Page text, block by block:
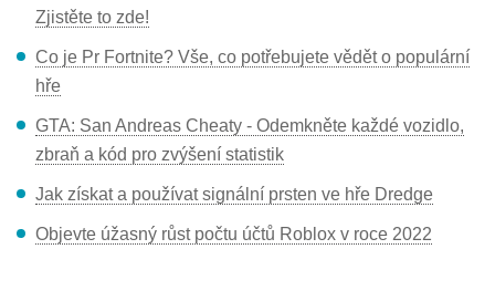
Zjistěte to zde!
Co je Pr Fortnite? Vše, co potřebujete vědět o populární
hře
GTA: San Andreas Cheaty - Odemkněte každé vozidlo,
zbraň a kód pro zvýšení statistik
Jak získat a používat signální prsten ve hře Dredge
Objevte úžasný růst počtu účtů Roblox v roce 2022